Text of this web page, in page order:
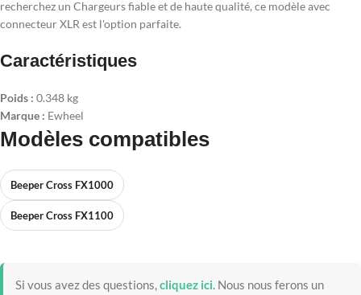
recherchez un Chargeurs fiable et de haute qualité, ce modèle avec
connecteur XLR est l'option parfaite.
Caractéristiques
Poids : 0.348 kg
Marque : Ewheel
Modèles compatibles
Beeper Cross FX1000
Beeper Cross FX1100
Si vous avez des questions,cliquez ici. Nous nous ferons un